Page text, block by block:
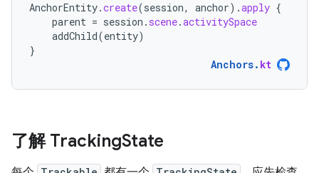
AnchorEntity.create(session, anchor).apply {
parent = session . scene.activitySpace
addChild(entity)
}
Anchors. kt
了解 TrackingState